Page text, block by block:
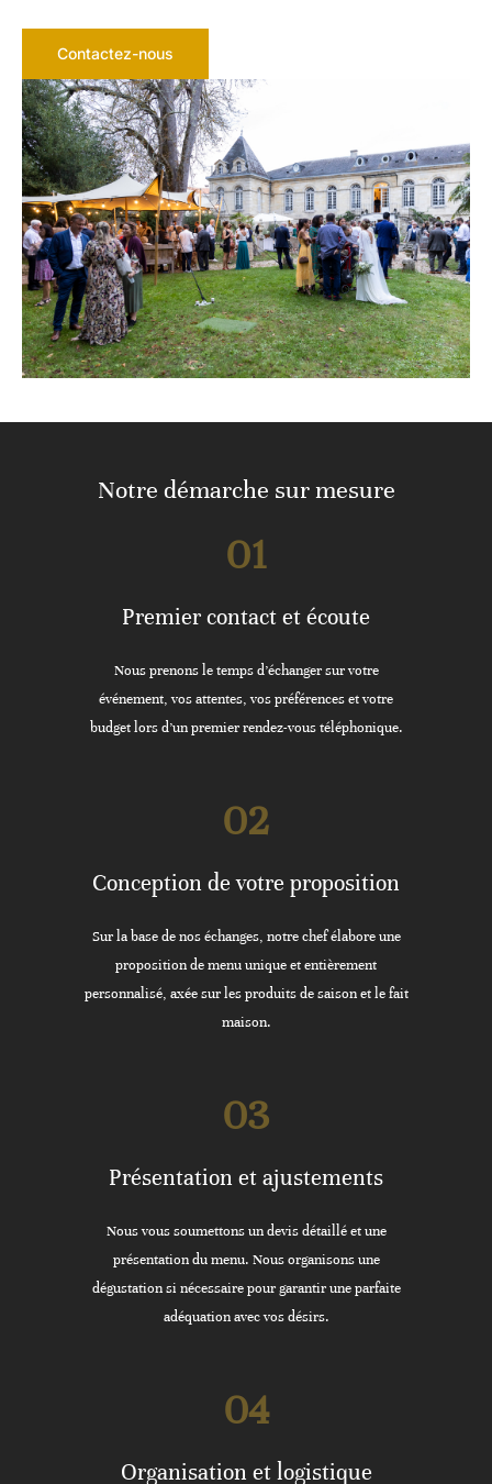
Contactez-nous
Notre démarche sur mesure
01
Premier contact et écoute
Nous prenons le temps d’échanger sur votre
événement, vos attentes, vos préférences et votre
budget lors d’un premier rendez-vous téléphonique.
02
Conception de votre proposition
Sur la base de nos échanges, notre chef élabore une
proposition de menu unique et entièrement
personnalisé, axée sur les produits de saison et le fait
maison.
03
Présentation et ajustements
Nous vous soumettons un devis détaillé et une
présentation du menu. Nous organisons une
dégustation si nécessaire pour garantir une parfaite
adéquation avec vos désirs.
04
Organisation et logistique